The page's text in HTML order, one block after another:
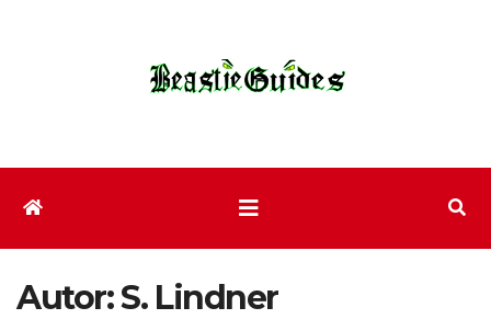
Autor:S. Lindner